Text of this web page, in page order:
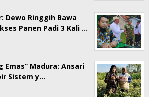
Dewo Ringgih Bawa
Panen Padi 3 Kali …
Emas” Madura: Ansari
Sistem y…